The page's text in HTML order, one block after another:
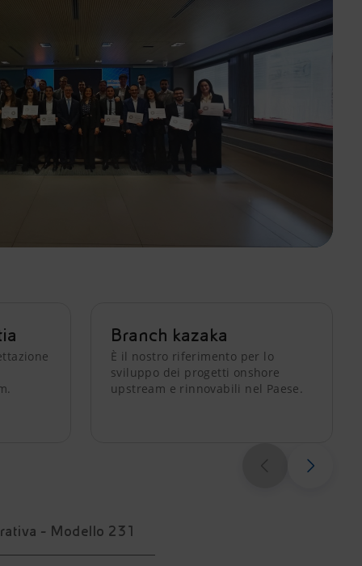
Branch kazaka
È il nostro riferimento per lo
sviluppo dei progetti onshore
upstream e rinnovabili nel Paese.
- Modello 231